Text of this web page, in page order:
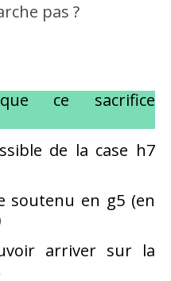
pas ?
ce sacrifice
de la case h7
soutenu en g5 (en
arriver sur la